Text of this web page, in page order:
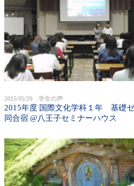
2015/05/29 学生の声
2015年度 国際文化学科１年 基礎
同合宿 @八王子セミナーハウス